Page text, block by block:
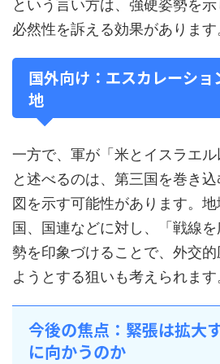
という言い方は、強硬姿勢を
必然性を訴える効果があります
国外向け：エスカレーシ
地
一方で、軍が「米とイスラエル
と述べるのは、第三国を巻き
図を示す可能性があります。
国、国連などに対し、「戦線
勢を印象づけることで、外交
ようとする狙いも考えられます
今後の焦点：緊張は拡大
に向かうのか